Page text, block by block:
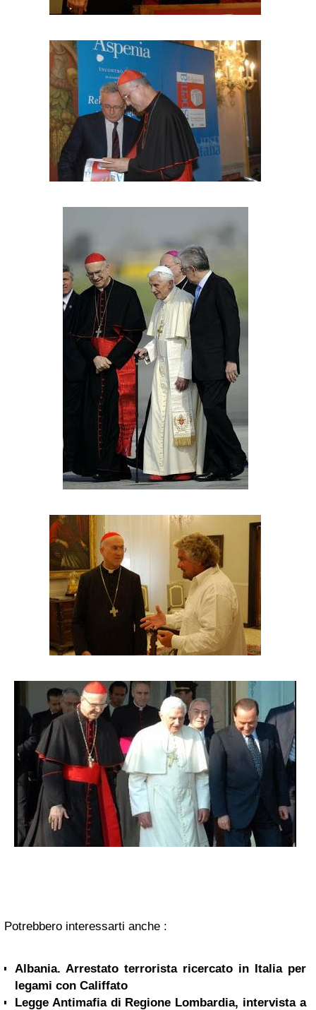
Potrebbero interessarti anche :
Albania. Arrestato terrorista ricercato in Italia per
legami con Califfato
Legge Antimafia di Regione Lombardia, intervista a